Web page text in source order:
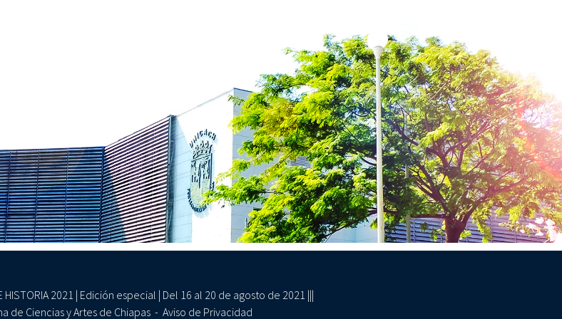
HISTORIA 2021 | Edición especial | Del 16 al 20 de agosto de 2021 |||
de Ciencias y Artes de Chiapas - Aviso de Privacidad